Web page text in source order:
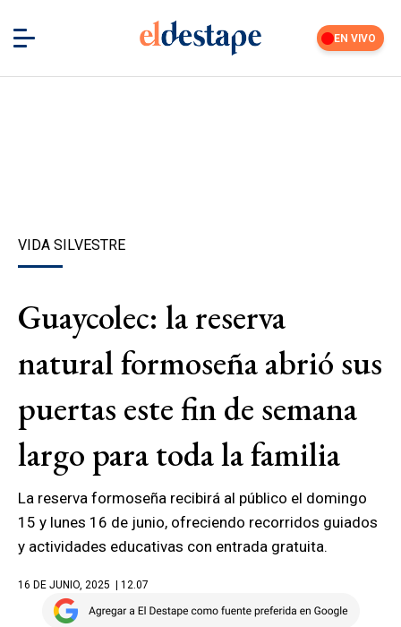
EN VIVO
VIDA SILVESTRE
Guaycolec: la reserva
natural formoseña abrió sus
puertas este fin de semana
largo para toda la familia
La reserva formoseña recibirá al público el domingo
15 y lunes 16 de junio, ofreciendo recorridos guiados
y actividades educativas con entrada gratuita.
16 DE JUNIO, 2025 | 12.07